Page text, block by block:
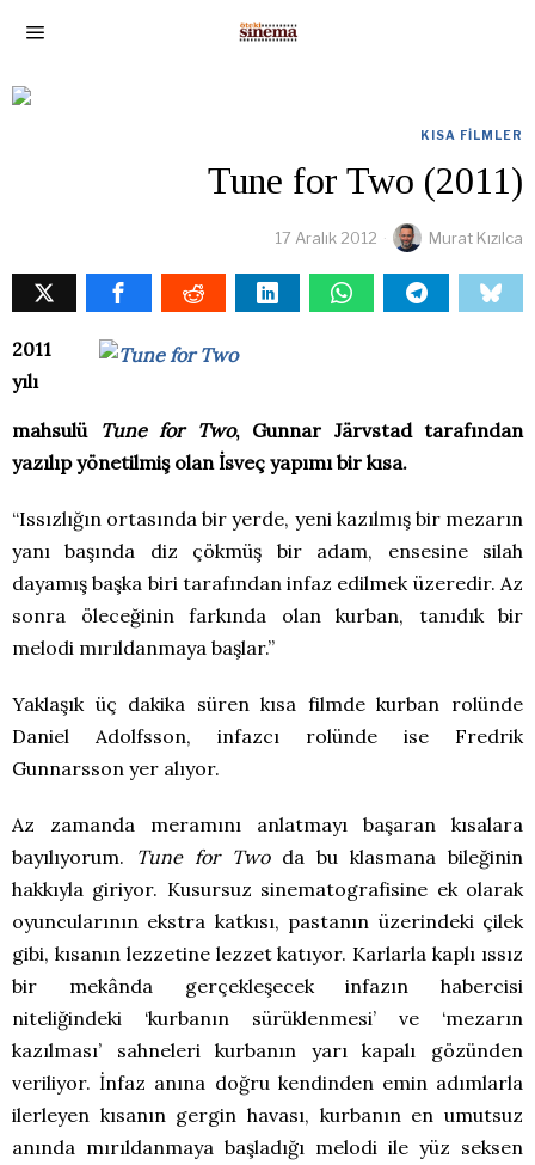
KISA FILMLER
Tune for Two (2011)
17 Aralık 2012 Murat Kızılca
2011
yılı
mahsulü Tune for Two, Gunnar Järvstad tarafından
yazılıp yönetilmiş olan İsveç yapımı bir kısa.
“Issızlığın ortasında bir yerde, yeni kazılmış bir mezarın
yanı başında diz çökmüş bir adam, ensesine silah
dayamış başka biri tarafından infaz edilmek üzeredir. Az
sonra öleceğinin farkında olan kurban, tanıdık bir
melodi mırıldanmaya başlar.”
Yaklaşık üç dakika süren kısa filmde kurban rolünde
Daniel Adolfsson, infazcı rolünde ise Fredrik
Gunnarsson yer alıyor.
Az zamanda meramını anlatmayı başaran kısalara
bayılıyorum. Tune for Two da bu klasmana bileğinin
hakkıyla giriyor. Kusursuz sinematografisine ek olarak
oyuncularının ekstra katkısı, pastanın üzerindeki çilek
gibi, kısanın lezzetine lezzet katıyor. Karlarla kaplı ıssız
bir mekânda gerçekleşecek infazın habercisi
niteliğindeki ‘kurbanın sürüklenmesi’ ve ‘mezarın
kazılması’ sahneleri kurbanın yarı kapalı gözünden
veriliyor. İnfaz anına doğru kendinden emin adımlarla
ilerleyen kısanın gergin havası, kurbanın en umutsuz
anında mırıldanmaya başladığı melodi ile yüz seksen